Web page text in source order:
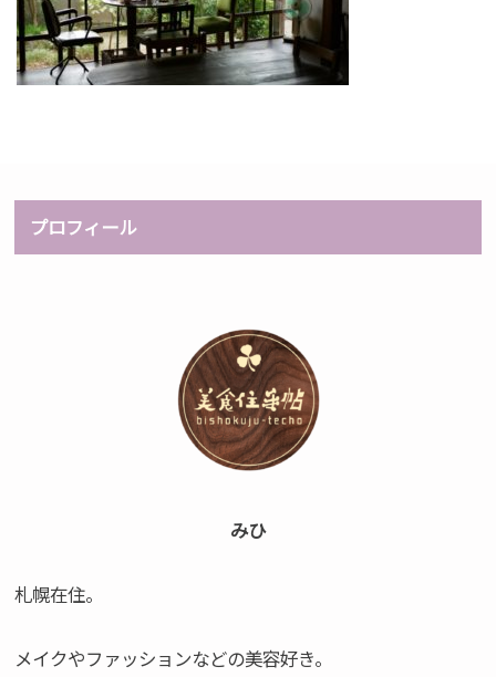
プロフィール
みひ
札幌在住。
メイクやファッションなどの美容好き。